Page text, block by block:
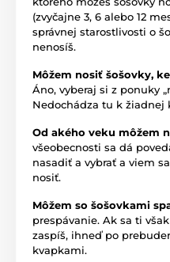
(zvyčajne 3, 6 alebo 12
správnej starostlivosti o
nenosíš.
Môžem nosiť šošovky,
Áno, vyberaj si z ponuky
Nedochádza tu k žiadnej
Od akého veku môžem
všeobecnosti sa dá
nasadiť a vybrať a viem
nosiť.
Môžem so šošovkami
prespávanie. Ak sa ti
zaspíš, ihneď po
kvapkami.